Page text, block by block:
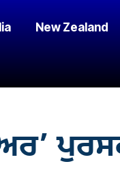
New Zealand